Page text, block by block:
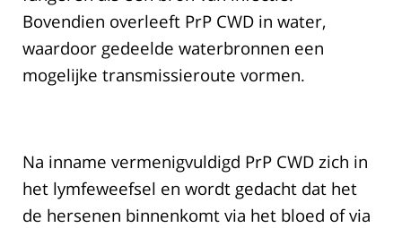
Bovendien overleeft PrP CWD in water,
waardoor gedeelde waterbronnen een
mogelijke transmissieroute vormen.
Na inname vermenigvuldigd PrP CWD zich in
het lymfeweefsel en wordt gedacht dat het
de hersenen binnenkomt via het bloed of via